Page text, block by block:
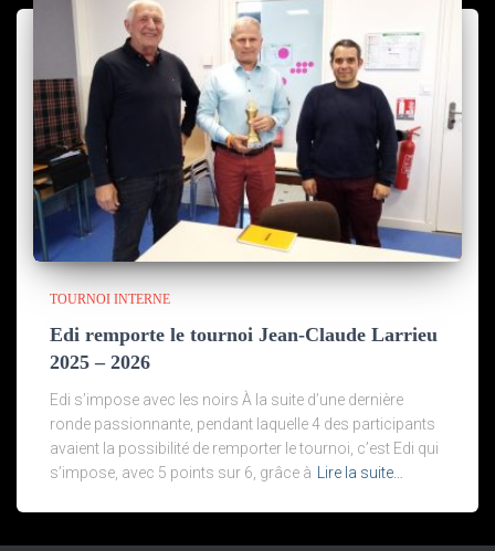
TOURNOI INTERNE
Edi remporte le tournoi Jean-Claude Larrieu
2025 – 2026
Edi s’impose avec les noirs À la suite d’une dernière
ronde passionnante, pendant laquelle 4 des participants
avaient la possibilité de remporter le tournoi, c’est Edi qui
s’impose, avec 5 points sur 6, grâce à
Lire la suite…